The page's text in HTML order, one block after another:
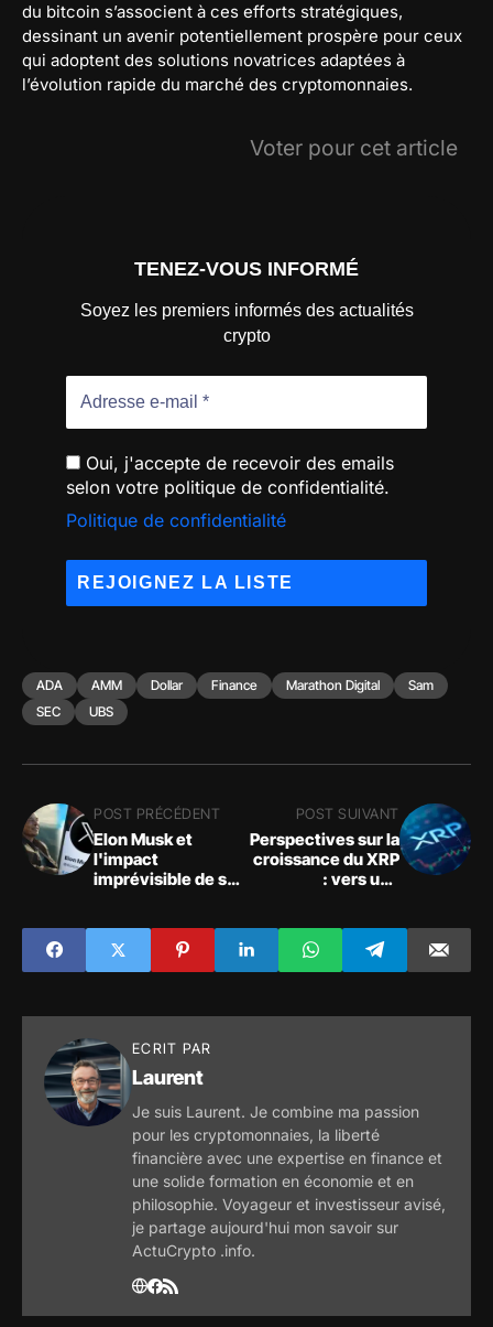
du bitcoin s’associent à ces efforts stratégiques,
dessinant un avenir potentiellement prospère pour ceux
qui adoptent des solutions novatrices adaptées à
l’évolution rapide du marché des cryptomonnaies.
Voter pour cet article
TENEZ-VOUS INFORMÉ
Soyez les premiers informés des actualités
crypto
Oui, j'accepte de recevoir des emails
selon votre politique de confidentialité.
Politique de confidentialité
ADA AMM Dollar Finance Marathon Digital
Sam
SEC
UBS
POST PRÉCÉDENT
Elon Musk et
l'impact
imprévisible de ses
POST SUIVANT
Perspectives sur la
croissance du XRP
: vers une
milliards de dollars
ECRIT PAR
Laurent
Je suis Laurent. Je combine ma passion
pour les cryptomonnaies, la liberté
financière avec une expertise en finance et
une solide formation en économie et en
philosophie. Voyageur et investisseur avisé,
je partage aujourd'hui mon savoir sur
ActuCrypto .info.